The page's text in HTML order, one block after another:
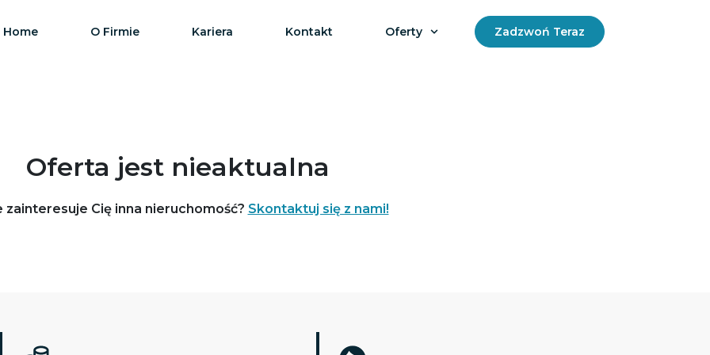
Home O Firmie Kariera Kontakt Oferty Zadzwoń Teraz
Oferta jest nieaktualna
zainteresuje Cię inna nieruchomość? Skontaktuj się z nami!